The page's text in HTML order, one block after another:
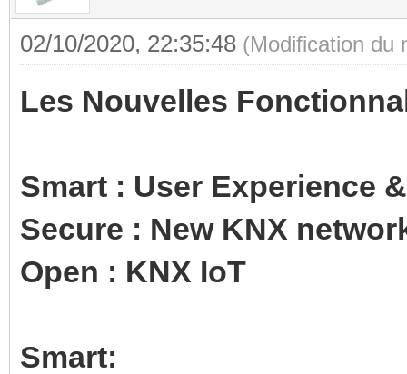
02/10/2020, 22:35:48 (Modification du
Les Nouvelles
Smart : User Experience
Secure : New KNX
Open : KNX IoT
Smart: